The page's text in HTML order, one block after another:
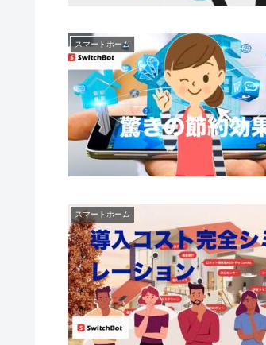
スマートホーム
スマートホーム